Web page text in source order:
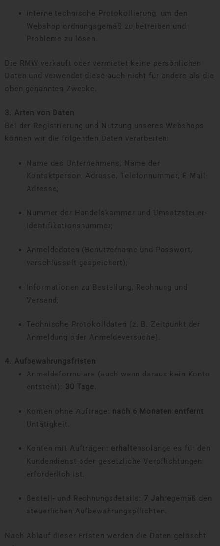
interne technische Protokollierung, um den
Webshop ordnungsgemäß zu betreiben und
Probleme zu lösen.
Die RMW verkauft oder vermietet keine persönlichen
Daten und verwendet diese auch nicht für andere als die
oben genannten Zwecke.
3. Arten von Daten
Bei der Registrierung und Nutzung unseres Webshops
können wir die folgenden Daten verarbeiten:
Name des Unternehmens, Name der
Kontaktperson, Adresse, Telefonnummer, E-Mail-
Adresse;
Nummer der Handelskammer und Umsatzsteuer-
Identifikationsnummer;
Anmeldedaten (Benutzername und Passwort,
verschlüsselt gespeichert);
Informationen zu Bestellung, Rechnung und
Versand;
Technische Protokolldaten (z. B. Zeitpunkt der
Anmeldung oder Anmeldeversuche).
4. Aufbewahrungsfristen
Anmeldeformulare (auch wenn daraus kein Konto
entsteht): 30 Tage
Konten ohne Aufträge: nach 6 Monaten entfernt
Untätigkeit.
Konten mit Aufträgen: erhaltensolange es für den
Kundendienst oder gesetzliche Verpflichtungen
erforderlich ist.
Bestell- und Rechnungsdetails: 7 Jahregemäß den
steuerlichen Aufbewahrungspflichten.
Nach Ablauf dieser Fristen werden die Daten gelöscht